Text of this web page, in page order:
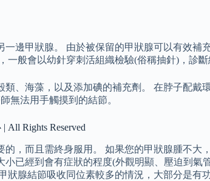
邊甲狀腺。 由於被保留的甲狀腺可以有效
般會以幼針穿刺活組織檢驗(俗稱抽針)，診斷
、海藻，以及添加碘的補充劑。 在脖子配
無法用手觸摸到的結節。
All Rights Reserved
，而且需終身服用。 如果您的甲狀腺腫不
已經到會有症狀的程度(外觀明顯、壓迫到
腺結節吸收同位素較多的情況，大部分是